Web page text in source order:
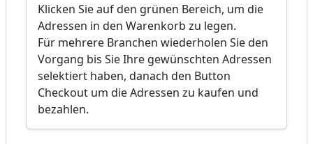
Klicken Sie auf den grünen Bereich, um die
Adressen in den Warenkorb zu legen.
Für mehrere Branchen wiederholen Sie den
Vorgang bis Sie Ihre gewünschten Adressen
selektiert haben, danach den Button
Checkout um die Adressen zu kaufen und
bezahlen.